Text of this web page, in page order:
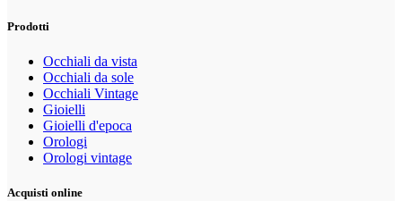
Prodotti
Occhiali da vista
Occhiali da sole
Occhiali Vintage
Gioielli
Gioielli d'epoca
Orologi
Orologi vintage
Acquisti online